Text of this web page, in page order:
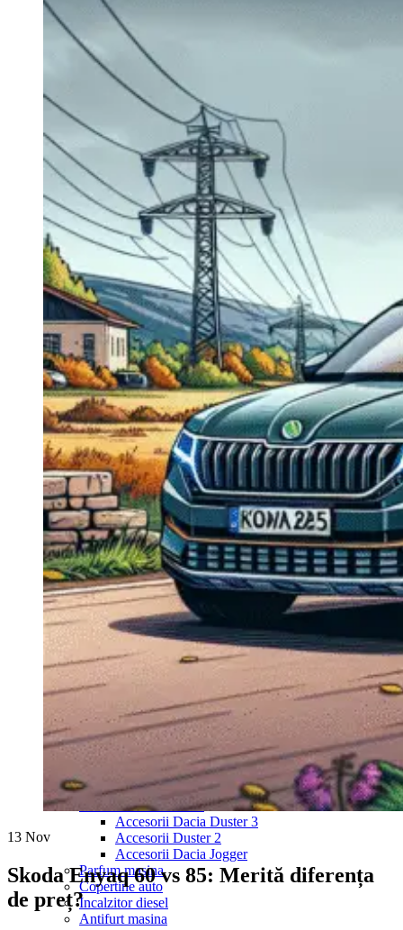
Audi
Navigatie Audi A3 8p
Navigatie Audi A4
Navigatie Audi A4 B6
Navigatie Audi A4 B7
Navigatie Audi A4 B8
Navigatie Audi A5
Navigatie Audi A6 C5
Navigatie Audi A6 C6
Navigatie Audi A6 C7
Navigatie Audi Q5
Ford
Navigație Ford Fiesta
Navigație Ford Focus 1
Navigație Ford Focus 2
Navigație Ford Focus MK3
Navigație Ford Mondeo MK3
Navigație Ford Mondeo MK4
Navigație Ford Transit
Mercedes
Navigație Mercedes C Class W203
Navigație Mercedes C Class W204
Navigație Mercedes W203
Navigație Mercedes W204
Navigație Mercedes W211
Navigație Mercedes Sprinter
Passat
Navigație Passat B5
Navigație Passat B5 5
Navigație Passat B6
Navigație Passat B7
Navigație Passat B8
Navigație Passat CC
Skoda
Navigație Skoda Fabia 1
Navigație Skoda Fabia 2
Navigație Skoda Octavia 1
Navigație Skoda Octavia 2
Navigație Skoda Octavia 3
Navigație Skoda Superb 1
Navigație Skoda Superb 2
Navigație Toyota Avensis T25
Portbagaj Plafon Auto
Sub 350 Litri
Peste 350 Litri
Peste 450 litri
Accesorii auto masina
Accesorii Dacia Duster 3
Accesorii Duster 2
Accesorii Dacia Jogger
Parfum masina
Copertine auto
Incalzitor diesel
Antifurt masina
13 Nov
Skoda Enyaq 60 vs 85: Merită diferența
de preț?